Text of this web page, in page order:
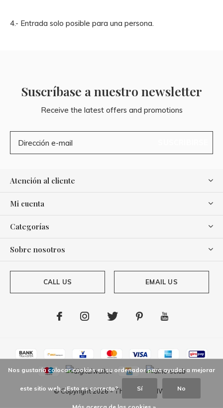
4.- Entrada solo posible para una persona.
Suscríbase a nuestro newsletter
Receive the latest offers and promotions
Atención al cliente
Mi cuenta
Categorías
Sobre nosotros
CALL US EMAIL US
© Copyright2026- Theme By DMWS
Nos gustaría colocar cookies en su ordenador para ayudar a mejorar
este sitio web. ¿Esto es correcto? Sí No